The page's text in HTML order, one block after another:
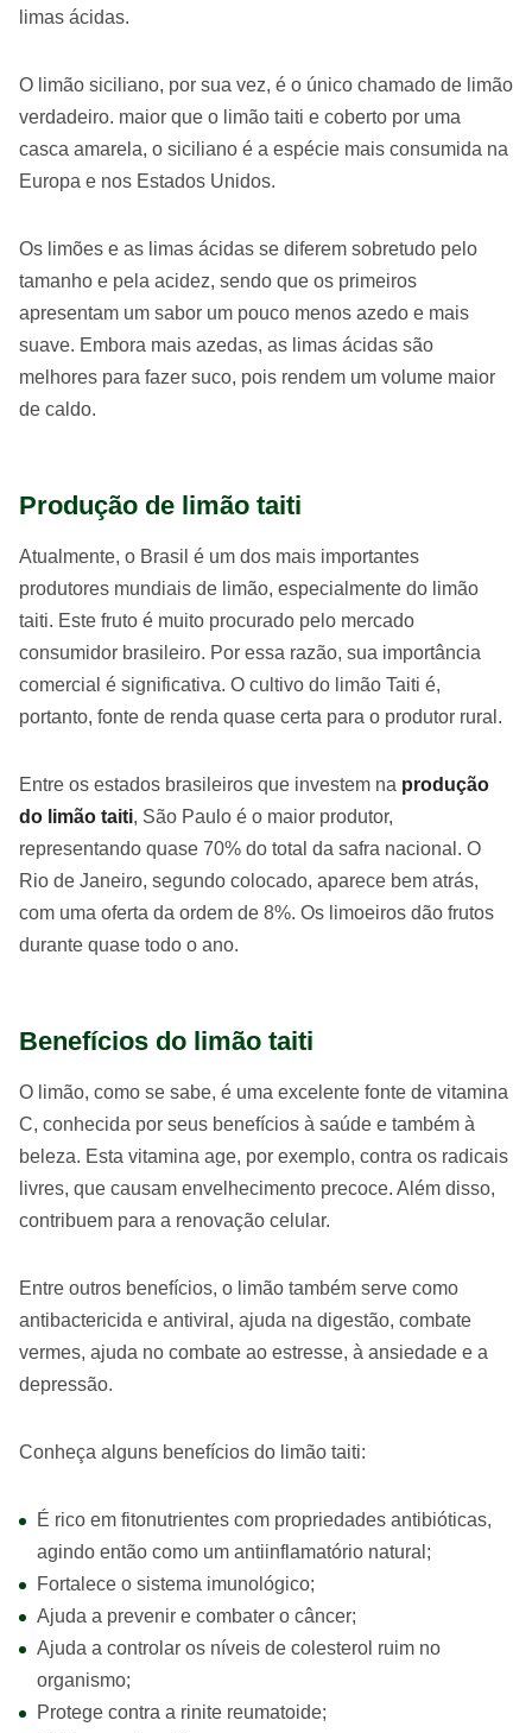
limas ácidas.
O limão siciliano, por sua vez, é o único chamado de limão
verdadeiro. maior que o limão taiti e coberto por uma
casca amarela, o siciliano é a espécie mais consumida na
Europa e nos Estados Unidos.
Os limões e as limas ácidas se diferem sobretudo pelo
tamanho e pela acidez, sendo que os primeiros
apresentam um sabor um pouco menos azedo e mais
suave. Embora mais azedas, as limas ácidas são
melhores para fazer suco, pois rendem um volume maior
de caldo.
Produção de limão taiti
Atualmente, o Brasil é um dos mais importantes
produtores mundiais de limão, especialmente do limão
taiti. Este fruto é muito procurado pelo mercado
consumidor brasileiro. Por essa razão, sua importância
comercial é significativa. O cultivo do limão Taiti é,
portanto, fonte de renda quase certa para o produtor rural.
Entre os estados brasileiros que investem na produção
do limão taiti, São Paulo é o maior produtor,
representando quase 70% do total da safra nacional. O
Rio de Janeiro, segundo colocado, aparece bem atrás,
com uma oferta da ordem de 8%. Os limoeiros dão frutos
durante quase todo o ano.
Benefícios do limão taiti
O limão, como se sabe, é uma excelente fonte de vitamina
C, conhecida por seus benefícios à saúde e também à
beleza. Esta vitamina age, por exemplo, contra os radicais
livres, que causam envelhecimento precoce. Além disso,
contribuem para a renovação celular.
Entre outros benefícios, o limão também serve como
antibactericida e antiviral, ajuda na digestão, combate
vermes, ajuda no combate ao estresse, à ansiedade e a
depressão.
Conheça alguns benefícios do limão taiti:
É rico em fitonutrientes com propriedades antibióticas,
agindo então como um antiinflamatório natural;
Fortalece o sistema imunológico;
Ajuda a prevenir e combater o câncer;
Ajuda a controlar os níveis de colesterol ruim no
organismo;
Protege contra a rinite reumatoide;